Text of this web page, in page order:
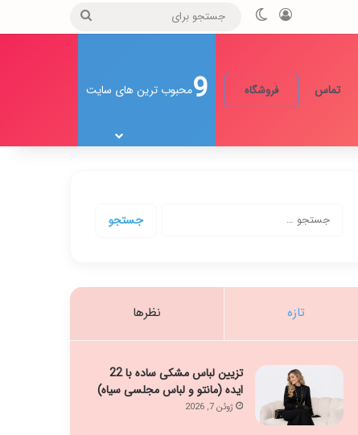
ورود تغییر پوسته
جستجو
تماس فروشگاه 9محبوب ترین های سایت
تازه نظرها
تزیین لباس مشکی ساده با 22
ایده (مانتو و لباس مجلسی سیاه)
ژوئن 7, 2026